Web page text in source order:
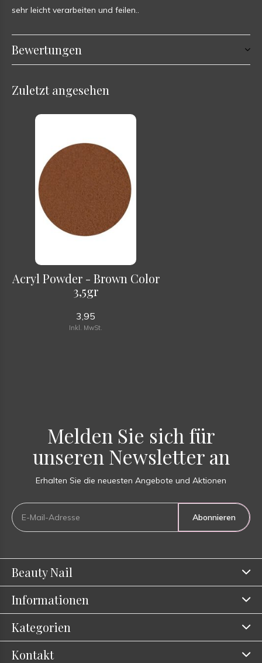
sehr leicht verarbeiten und feilen..
Bewertungen
Zuletzt angesehen
Acryl Powder - Brown Color
3,5gr
3,95
Inkl. MwSt.
Melden Sie sich für
unseren Newsletter an
Erhalten Sie die neuesten Angebote und Aktionen
Abonnieren
Beauty Nail
Informationen
Kategorien
Kontakt